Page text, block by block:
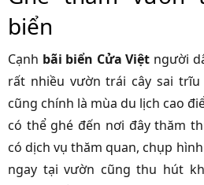
biển
Cạnh bãi biển Cửa Việt người
rất nhiều vườn trái cây sai trĩu
cũng chính là mùa du lịch cao
có thể ghé đến nơi đây thăm
có dịch vụ thăm quan, chụp
ngay tại vườn cũng thu hút